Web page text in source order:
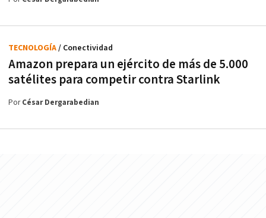
Amazon prepara un ejército de más de 5.000
satélites para competir contra Starlink
TECNOLOGÍA/ Conectividad
PorCésar Dergarabedian